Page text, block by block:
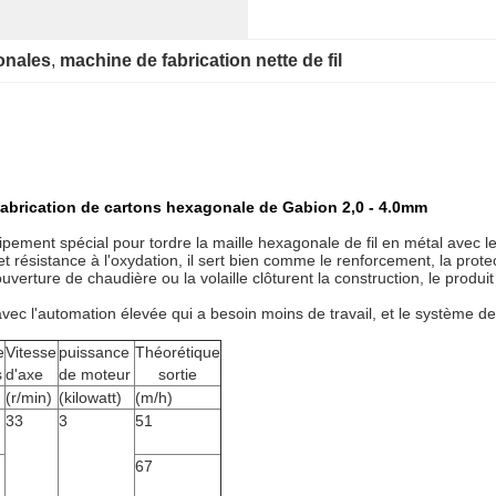
, machine de fabrication nette de fil
de cartons hexagonale de Gabion 2,0 - 4.0mm
spécial pour tordre la maille hexagonale de fil en métal avec
résistance à l'oxydation, il sert bien comme le renforcement, la
de chaudière ou la volaille clôturent la construction, le
l'automation élevée qui a besoin moins de travail, et le système
Vitesse
d'axe
puissance
de moteur
Théorétique
sortie
(r/min) (kilowatt)
(m/h)
33
3 51
67